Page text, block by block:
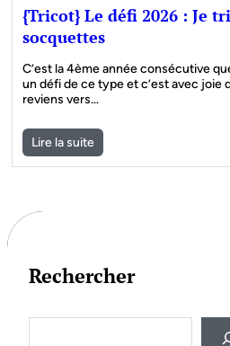
{Tricot} Le défi 2026 : Je
socquettes
C’est la 4ème année consécutive
un défi de ce type et c’est avec joie
reviens vers…
Lire la suite
Rechercher